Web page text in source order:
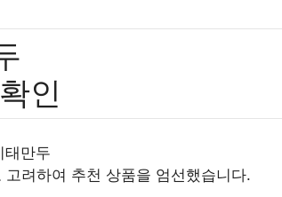
인
태만두
려하여 추천 상품을 엄선했습니다.